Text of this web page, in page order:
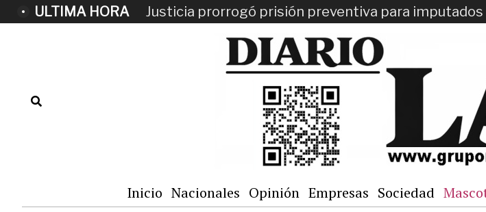
ULTIMA HORA Justicia prorrogó prisión preventiva para imputados
Inicio Nacionales Opinión Empresas Sociedad